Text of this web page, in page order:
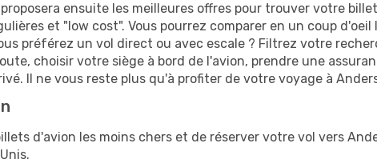
ensuite les meilleures offres pour trouver votre
et "low cost". Vous pourrez comparer en un coup
préférez un vol direct ou avec escale ? Filtrez votre
choisir votre siège à bord de l'avion, prendre une
Il ne vous reste plus qu'à profiter de votre voyage à
d'avion les moins chers et de réserver votre vol vers